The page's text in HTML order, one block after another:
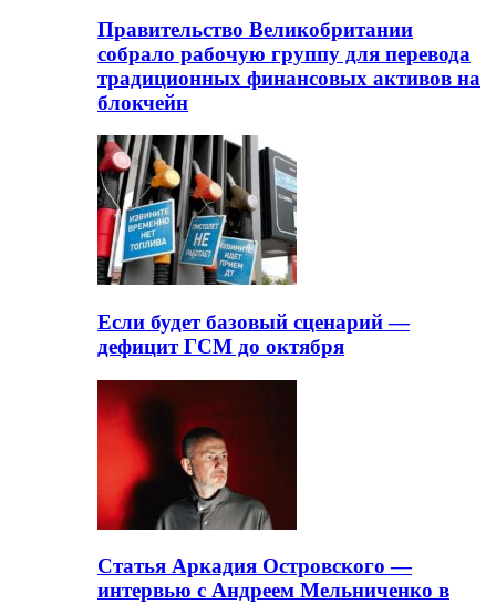
Правительство Великобритании
собрало рабочую группу для перевода
традиционных финансовых активов на
блокчейн
Если будет базовый сценарий —
дефицит ГСМ до октября
Статья Аркадия Островского —
интервью с Андреем Мельниченко в